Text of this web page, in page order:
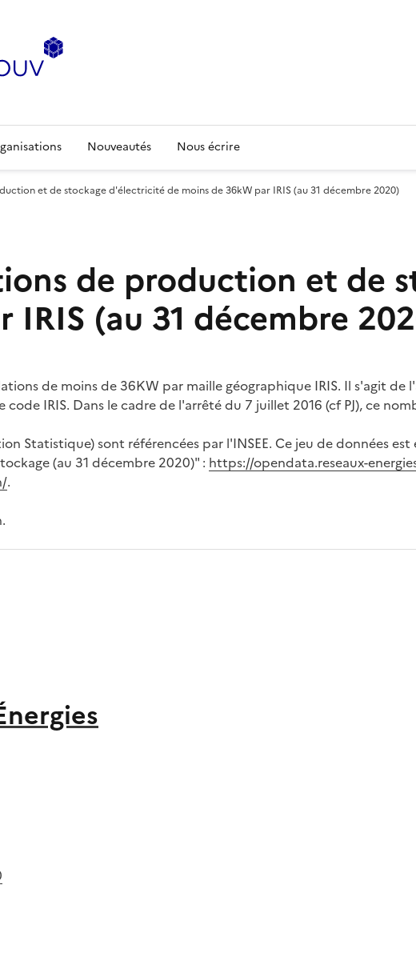
Nouveautés Nous écrire
et de stockage d'électricité de moins de 36kW par IRIS (au 31 décembre 2020)
de production et de
IRIS (au 31 décembre
de moins de 36KW par maille géographique IRIS. Il s'agit
IRIS. Dans le cadre de l'arrêté du 7 juillet 2016 (cf PJ), ce
Statistique) sont référencées par l'INSEE. Ce jeu de données
(au 31 décembre 2020)" : https://opendata.reseaux-
.